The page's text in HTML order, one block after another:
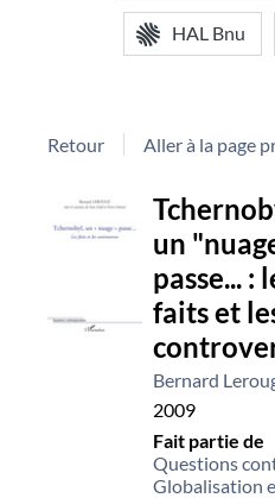
HAL Bnu
Retour Aller à la page
Détail
document
un
passe... :
faits et
Bernard
2009
Fait partie de
Questions
Globalisation